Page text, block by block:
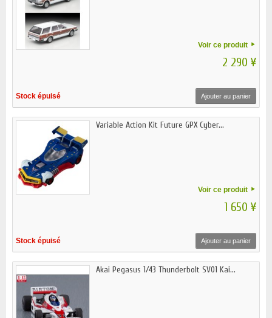
Voir ce produit
2 290 ¥
Stock épuisé Ajouter au panier
Variable Action Kit Future GPX Cyber...
Voir ce produit
1 650 ¥
Stock épuisé Ajouter au panier
Akai Pegasus 1/43 Thunderbolt SV01 Kai...